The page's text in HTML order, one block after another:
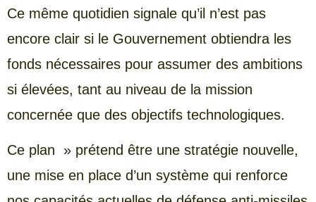
Ce même quotidien signale qu’il n’est pas
encore clair si le Gouvernement obtiendra les
fonds nécessaires pour assumer des ambitions
si élevées, tant au niveau de la mission
concernée que des objectifs technologiques.
Ce plan » prétend être une stratégie nouvelle,
une mise en place d’un système qui renforce